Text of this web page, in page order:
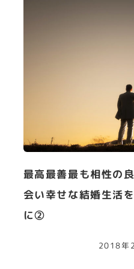
最高最善最も相性の
会い幸せな結婚生活
に②
2018年